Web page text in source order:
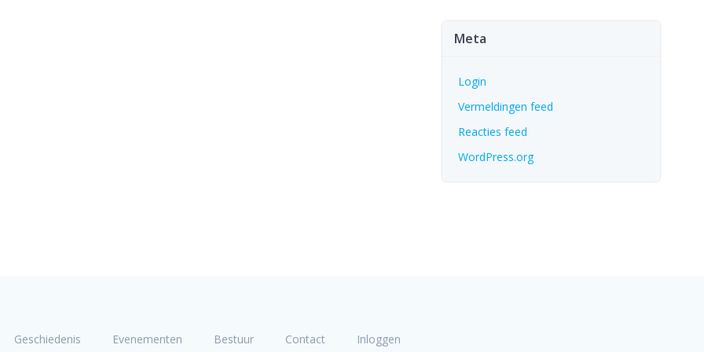
Meta
Login
Vermeldingen feed
Reacties feed
WordPress.org
Geschiedenis Evenementen Bestuur Contact Inloggen